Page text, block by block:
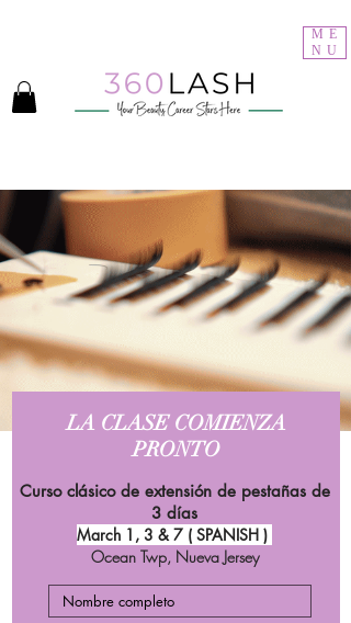
ME
NU
LA CLASE COMIENZA
PRONTO
Curso clásico de extensión de pestañas de
3 días
March 1, 3 & 7 ( SPANISH )
Ocean Twp, Nueva Jersey